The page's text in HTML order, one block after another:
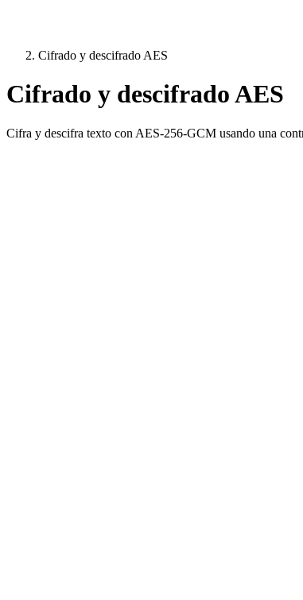
Cifrado y descifrado AES
Cifrado y descifrado AES
Cifra y descifra texto con AES-256-GCM usando una